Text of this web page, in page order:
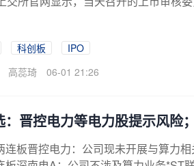
科创板
IPO
高蕊琦 06-01 21:26
：晋控电力等电力股提示风
连板晋控电力：公司现未开展与算力